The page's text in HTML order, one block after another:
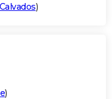
)
)